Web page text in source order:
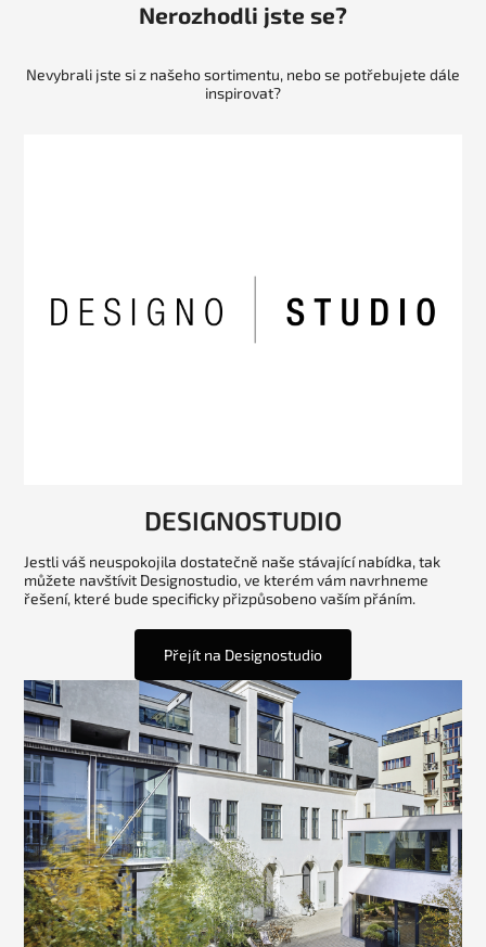
Nerozhodli jste se?
Nevybrali jste si z našeho sortimentu, nebo se potřebujete dále
inspirovat?
DESIGNOSTUDIO
Jestli váš neuspokojila dostatečně naše stávající nabídka, tak
můžete navštívit Designostudio, ve kterém vám navrhneme
řešení, které bude specificky přizpůsobeno vaším přáním.
Přejít na Designostudio